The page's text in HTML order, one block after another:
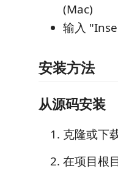
(Mac)
输入
安装方法
从源码安装
克隆或下
在项目根